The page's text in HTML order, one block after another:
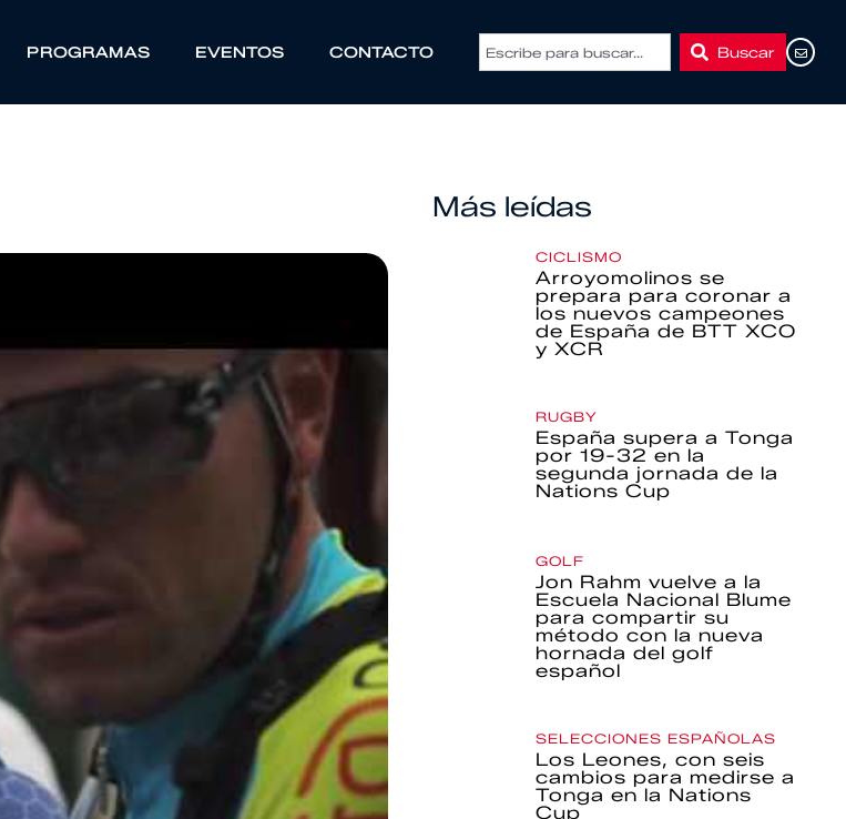
PROGRAMAS EVENTOS CONTACTO Buscar
Más leídas
CICLISMO
Arroyomolinos se
prepara para coronar a
los nuevos campeones
de España de BTT XCO
y XCR
RUGBY
España supera a Tonga
por 19-32 en la
segunda jornada de la
Nations Cup
GOLF
Jon Rahm vuelve a la
Escuela Nacional Blume
para compartir su
método con la nueva
hornada del golf
español
SELECCIONES ESPAÑOLAS
Los Leones, con seis
cambios para medirse a
Tonga en la Nations
Cup